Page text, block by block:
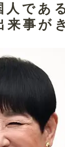
であ
事が